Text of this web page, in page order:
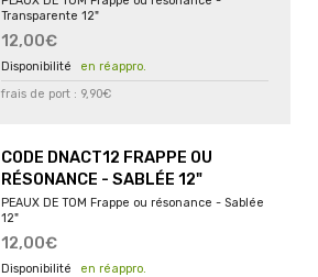
Transparente 12"
12,00€
en réappro.
frais de port : 9,90€
CODE DNACT12 FRAPPE OU
RÉSONANCE - SABLÉE 12"
PEAUX DE TOM Frappe ou résonance - Sablée
12"
12,00€
en réappro.